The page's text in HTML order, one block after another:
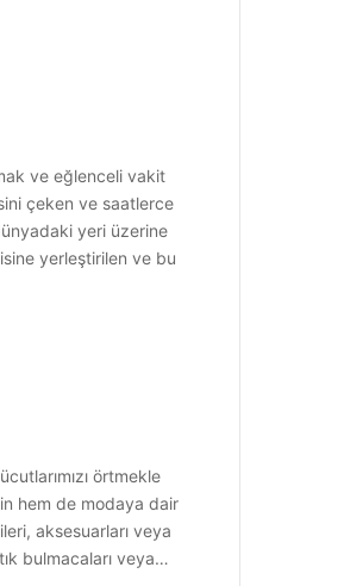
ve eğlenceli vakit
çeken ve saatlerce
yeri üzerine
yerleştirilen ve bu
örtmekle
hem de modaya dair
aksesuarları veya
bulmacaları veya…